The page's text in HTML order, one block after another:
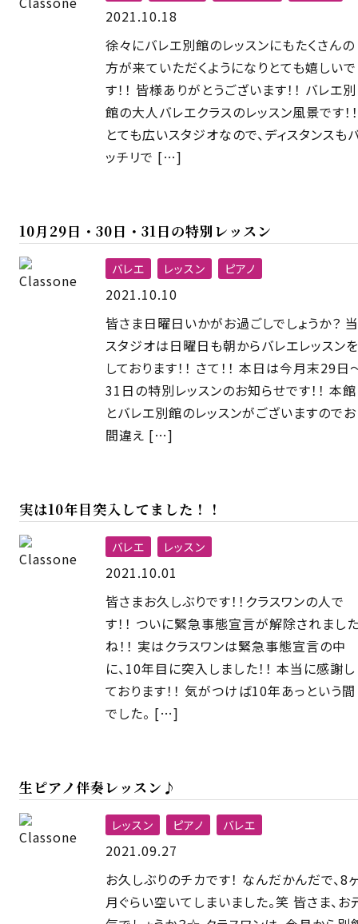
2021.10.18
徐々にバレエ別館のレッスンにもたくさんの
方が来ていただくようになりとても嬉しいで
す！！ 皆様ありがとうございます！！ バレエ別
館の大人バレエクラスのレッスン風景です！！
とても広いスタジオなので、ディスタンスも
ッチリで […]
10月29日・30日・31日の特別レッスン
バレエ レッスン ピアノ
2021.10.10
皆さま日曜日いかがお過ごしでしょうか？ 当
スタジオは日曜日も朝からバレエレッスンを
しております！！ さて！！ 本日は今月末29日
31日の特別レッスンのお知らせです！！ 本館
とバレエ別館のレッスンがございますのでお
間違え […]
実は10年目突入してました！！
バレエ レッスン
2021.10.01
皆さまお久しぶりです！！クラスワンの人で
す！！ ついに緊急事態宣言が解除されまし
ね！！ 実はクラスワンは緊急事態宣言の中
に、10年目に突入しました！！ 本当に感謝し
ております！！ 気がつけば10年あっという間
でした。 […]
生ピアノ伴奏レッスン♪
レッスン ピアノ バレエ
2021.09.27
お久しぶりのチカです！ なんだかんだで、8
月ぐらい空いてしまいました。笑 皆さま、お